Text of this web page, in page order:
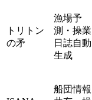
トリトン
の矛
漁場予
測・操業
日誌自動
生成
船団情報